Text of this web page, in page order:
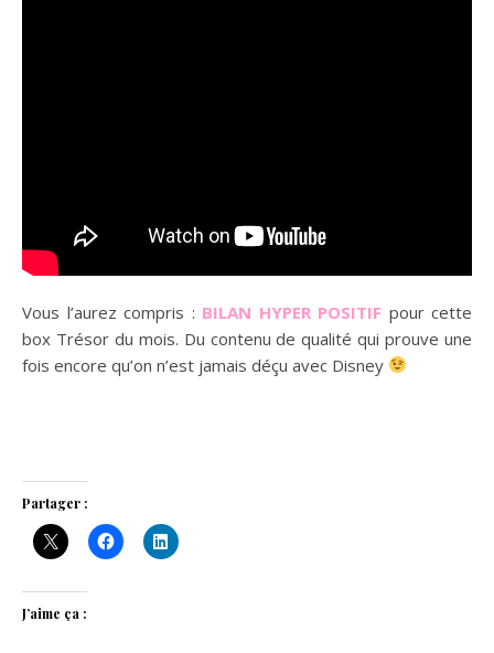
Vous l’aurez compris : BILAN HYPER POSITIF pour cette
box Trésor du mois. Du contenu de qualité qui prouve une
fois encore qu’on n’est jamais déçu avec Disney
Partager :
J’aime ça :